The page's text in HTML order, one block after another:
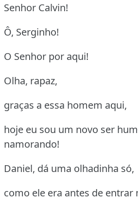
Senhor Calvin!
Ô, Serginho!
O Senhor por aqui!
Olha, rapaz,
graças a essa homem aqui,
hoje eu sou um novo ser
namorando!
Daniel, dá uma olhadinha só,
como ele era antes de entrar